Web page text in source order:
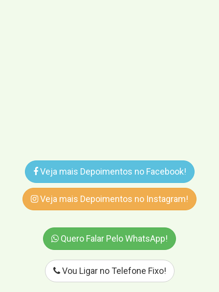
Veja mais Depoimentos no Facebook!
Veja mais Depoimentos no Instagram!
Quero Falar Pelo WhatsApp!
Vou Ligar no Telefone Fixo!